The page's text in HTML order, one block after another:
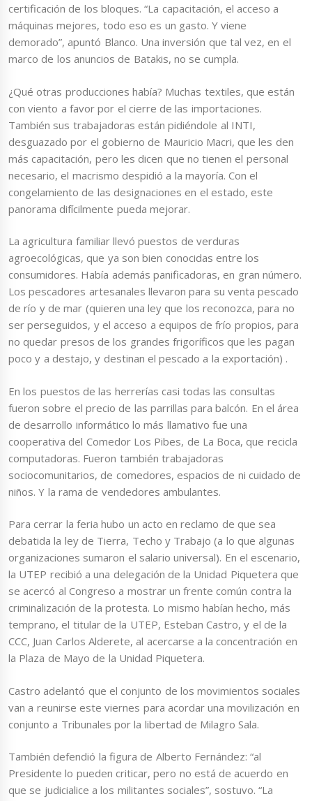
certificación de los bloques. “La capacitación, el acceso a
máquinas mejores, todo eso es un gasto. Y viene
demorado”, apuntó Blanco. Una inversión que tal vez, en el
marco de los anuncios de Batakis, no se cumpla.
¿Qué otras producciones había? Muchas textiles, que están
con viento a favor por el cierre de las importaciones.
También sus trabajadoras están pidiéndole al INTI,
desguazado por el gobierno de Mauricio Macri, que les den
más capacitación, pero les dicen que no tienen el personal
necesario, el macrismo despidió a la mayoría. Con el
congelamiento de las designaciones en el estado, este
panorama difícilmente pueda mejorar.
La agricultura familiar llevó puestos de verduras
agroecológicas, que ya son bien conocidas entre los
consumidores. Había además panificadoras, en gran número.
Los pescadores artesanales llevaron para su venta pescado
de río y de mar (quieren una ley que los reconozca, para no
ser perseguidos, y el acceso a equipos de frío propios, para
no quedar presos de los grandes frigoríficos que les pagan
poco y a destajo, y destinan el pescado a la exportación) .
En los puestos de las herrerías casi todas las consultas
fueron sobre el precio de las parrillas para balcón. En el área
de desarrollo informático lo más llamativo fue una
cooperativa del Comedor Los Pibes, de La Boca, que recicla
computadoras. Fueron también trabajadoras
sociocomunitarios, de comedores, espacios de ni cuidado de
niños. Y la rama de vendedores ambulantes.
Para cerrar la feria hubo un acto en reclamo de que sea
debatida la ley de Tierra, Techo y Trabajo (a lo que algunas
organizaciones sumaron el salario universal). En el escenario,
la UTEP recibió a una delegación de la Unidad Piquetera que
se acercó al Congreso a mostrar un frente común contra la
criminalización de la protesta. Lo mismo habían hecho, más
temprano, el titular de la UTEP, Esteban Castro, y el de la
CCC, Juan Carlos Alderete, al acercarse a la concentración en
la Plaza de Mayo de la Unidad Piquetera.
Castro adelantó que el conjunto de los movimientos sociales
van a reunirse este viernes para acordar una movilización en
conjunto a Tribunales por la libertad de Milagro Sala.
También defendió la figura de Alberto Fernández: “al
Presidente lo pueden criticar, pero no está de acuerdo en
que se judicialice a los militantes sociales”, sostuvo. “La